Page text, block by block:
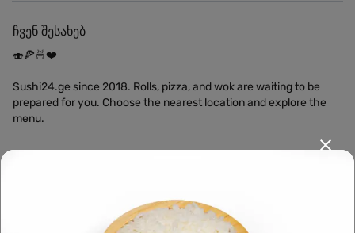
ჩვენ შესახებ
🍣🍕🍜❤️
Sushi24.ge since 2018. Rolls, pizza, and wok are waiting to be
prepared for you. Choose the nearest location and explore the
menu.